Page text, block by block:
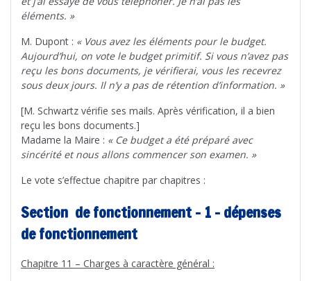
éléments. »
M. Dupont : « Vous avez les éléments pour le budget.
Aujourd’hui, on vote le budget primitif. Si vous n’avez pas
reçu les bons documents, je vérifierai, vous les recevrez
sous deux jours. Il n’y a pas de rétention d’information. »
[M. Schwartz vérifie ses mails. Après vérification, il a bien
reçu les bons documents.]
Madame la Maire : « Ce budget a été préparé avec
sincérité et nous allons commencer son examen. »
Le vote s’effectue chapitre par chapitres :
Section de fonctionnement – 1 – dépenses
de fonctionnement
Chapitre 11 – Charges à caractère général :